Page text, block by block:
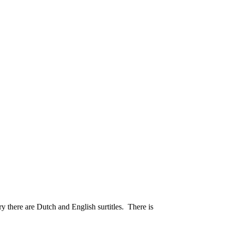
there are Dutch and English surtitles. There is